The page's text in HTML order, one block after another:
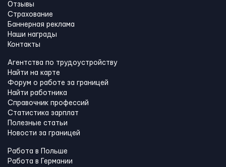
Отзывы
Страхование
Баннерная реклама
Наши награды
Контакты
Агентства по трудоустройству
Найти на карте
Форум о работе за границей
Найти работника
Справочник профессий
Статистика зарплат
Полезные статьи
Новости за границей
Работа в Польше
Работа в Германии